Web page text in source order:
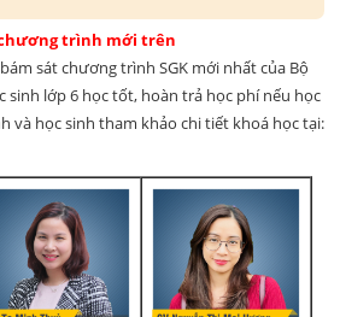
trình mới trên
sát chương trình SGK mới nhất của Bộ
sinh lớp 6 học tốt, hoàn trả học phí nếu học
và học sinh tham khảo chi tiết khoá học tại: